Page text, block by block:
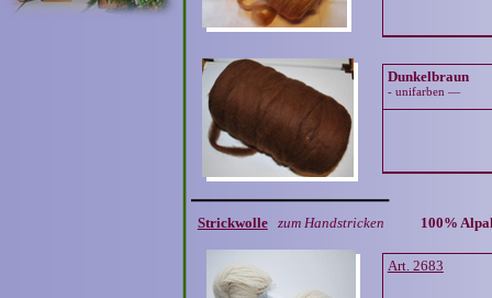
Strickwolle zum Handstricken 100%
Dunkelbraun
- unifarben —
Art. 2683